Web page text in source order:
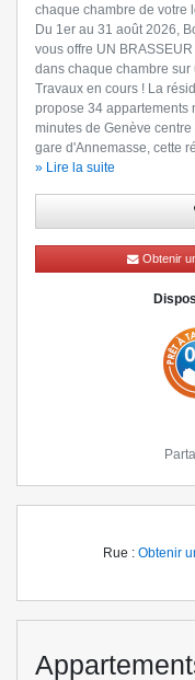
chaque chambre de votre
Du 1er au 31 août 2026,
vous offre UN
dans chaque chambre
Travaux en cours ! La
propose 34 appartements
minutes de Genève
gare d'Annemasse, cette
stratégique idéale pour les
rangements intégrés, des
équipés, des caves et
également à disposition
potagers et des bacs à
bien immobilier de qualité
(*) Offre sous conditions,
le site bouygues-
pour
» Lire la suite
Obtenir
Rue : Obtenir